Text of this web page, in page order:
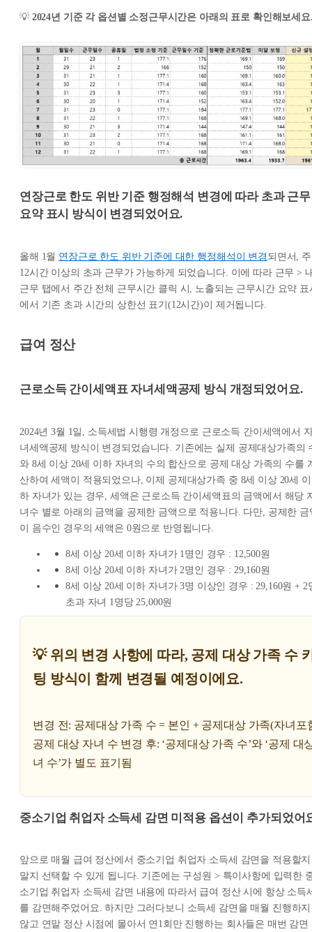
💡 2024년 기준 각 옵션별 소정근무시간은 아래의 표로 확인해보세
연장근로 한도 위반 기준 행정해석 변경에 따라 초과 근무
요약 표시 방식이 변경되었어요.
올해 1월 연장근로 한도 위반 기준에 대한 행정해석이 변경 되면서, 주
12시간 이상의 초과 근무가 가능하게 되었습니다. 이에 따라 근무 >
근무 탭에서 주간 전체 근무시간 클릭 시, 노출되는 근무시간 요약 표
에서 기존 초과 시간의 상한선 표기(12시간)이 제거됩니다.
급여 정산
근로소득 간이세액표 자녀세액공제 방식 개정되었어요.
2024년 3월 1일, 소득세법 시행령 개정으로 근로소득 간이세액에서
녀세액공제 방식이 변경되었습니다. 기존에는 실제 공제대상가족의
와 8세 이상 20세 이하 자녀의 수의 합산으로 공제 대상 가족의 수를
산하여 세액이 적용되었으나, 이제 공제대상가족 중 8세 이상 20세 이
하 자녀가 있는 경우, 세액은 근로소득 간이세액표의 금액에서 해당
녀수 별로 아래의 금액을 공제한 금액으로 적용니다. 다만, 공제한 금
이 음수인 경우의 세액은 0원으로 반영됩니다.
8세 이상 20세 이하 자녀가 1명인 경우 : 12,500원
8세 이상 20세 이하 자녀가 2명인 경우 : 29,160원
8세 이상 20세 이하 자녀가 3명 이상인 경우 : 29,160원 + 2
초과 자녀 1명당 25,000원
💡 위의 변경 사항에 따라, 공제 대상 가족 수
팅 방식이 함께 변경될 예정이에요.
변경 전: 공제대상 가족 수 = 본인 + 공제대상 가족(자녀포
공제 대상 자녀 수 변경 후: ‘공제대상 가족 수’와 ‘공제 대
녀 수’가 별도 표기됨
중소기업 취업자 소득세 감면 미적용 옵션이 추가되었어
앞으로 매월 급여 정산에서 중소기업 취업자 소득세 감면을 적용할지
말지 선택할 수 있게 됩니다. 기존에는 구성원 > 특이사항에 입력한
소기업 취업자 소득세 감면 내용에 따라서 급여 정산 시에 항상 소득
를 감면해주었어요. 하지만 그러다보니 소득세 감면을 매월 진행하지
않고 연말 정산 시점에 몰아서 연1회만 진행하는 회사들은 매번 감면